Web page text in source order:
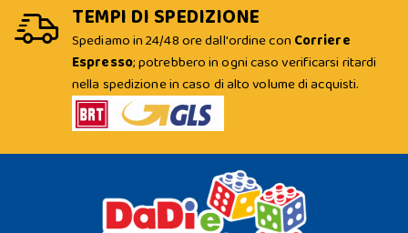
TEMPI DI SPEDIZIONE
Spediamo in 24/48 ore dall'ordine con Corriere
Espresso; potrebbero in ogni caso verificarsi ritardi
nella spedizione in caso di alto volume di acquisti.